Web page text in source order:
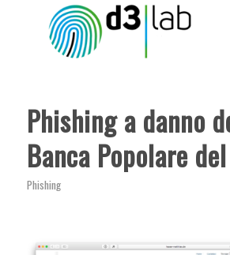
Phishing a danno
Banca Popolare
Phishing